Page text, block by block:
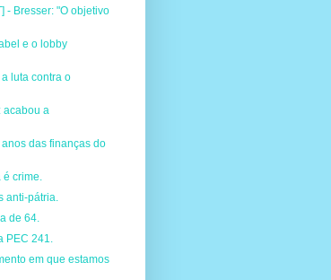
- Bresser: "O objetivo
e o lobby
luta contra o
acabou a
anos das finanças do
é crime.
anti-pátria.
de 64.
PEC 241.
em que estamos